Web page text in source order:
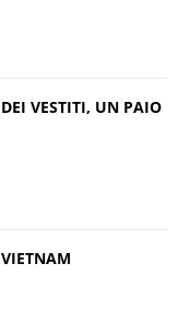
VESTITI, UN PAIO